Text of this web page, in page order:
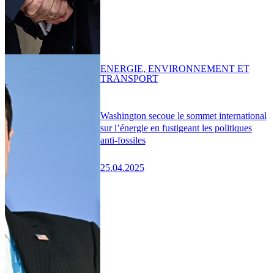
Washington secoue le sommet international
sur l’énergie en fustigeant les politiques
anti-fossiles
25.04.2025
ENERGIE, ENVIRONNEMENT ET
TRANSPORT